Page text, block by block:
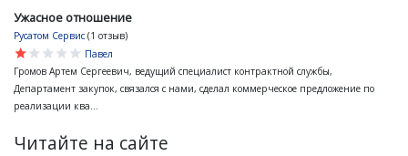
Ужасное отношение
Русатом Сервис (1 отзыв)
star
star
star
star
star
Павел
Громов Артем Сергеевич, ведущий специалист контрактной службы,
Департамент закупок, связался с нами, сделал коммерческое предложение по
реализации ква...
Читайте на сайте